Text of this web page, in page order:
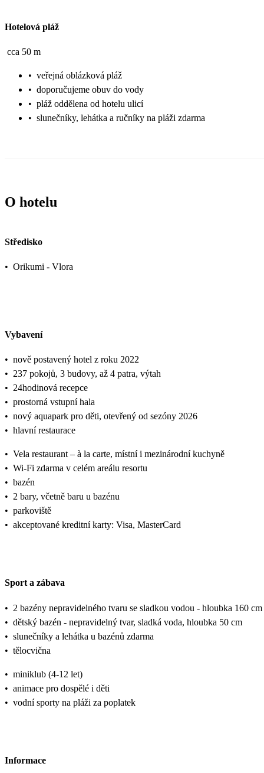
Hotelová pláž
cca 50 m
• veřejná oblázková pláž
• doporučujeme obuv do vody
• pláž oddělena od hotelu ulicí
• slunečníky, lehátka a ručníky na pláži zdarma
O hotelu
Středisko
• Orikumi - Vlora
Vybavení
• nově postavený hotel z roku 2022
• 237 pokojů, 3 budovy, až 4 patra, výtah
• 24hodinová recepce
• prostorná vstupní hala
• nový aquapark pro děti, otevřený od sezóny 2026
• hlavní restaurace
• Vela restaurant – à la carte, místní i mezinárodní kuchyně
• Wi-Fi zdarma v celém areálu resortu
• bazén
• 2 bary, včetně baru u bazénu
• parkoviště
• akceptované kreditní karty: Visa, MasterCard
Sport a zábava
• 2 bazény nepravidelného tvaru se sladkou vodou - hloubka 160
• dětský bazén - nepravidelný tvar, sladká voda, hloubka 50 cm
• slunečníky a lehátka u bazénů zdarma
• tělocvična
• miniklub (4-12 let)
• animace pro dospělé i děti
• vodní sporty na pláži za poplatek
Informace